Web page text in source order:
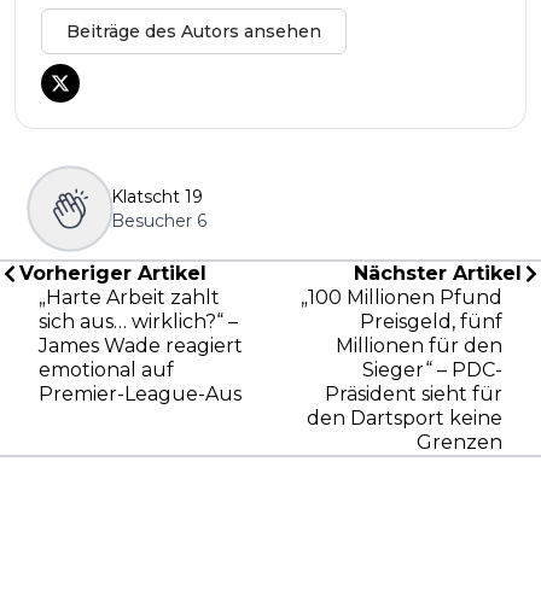
Beiträge des Autors ansehen
Klatscht 19
Besucher 6
Vorheriger Artikel
„Harte Arbeit zahlt
sich aus… wirklich?“ –
James Wade reagiert
emotional auf
Premier-League-Aus
Nächster Artikel
„100 Millionen Pfund
Preisgeld, fünf
Millionen für den
Sieger“ – PDC-
Präsident sieht für
den Dartsport keine
Grenzen